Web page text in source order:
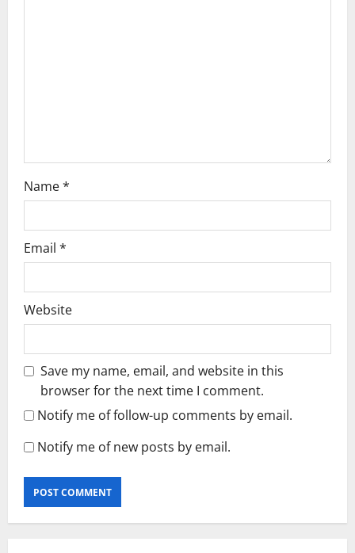
Name*
Email *
Website
Save my name, email, and website in this
browser for the next time I comment.
Notify me of follow-up comments by email.
Notify me of new posts by email.